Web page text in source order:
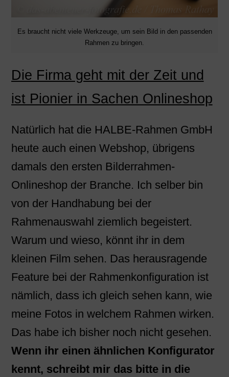
Es braucht nicht viele Werkzeuge, um sein Bild in den passenden
Rahmen zu bringen.
Die Firma geht mit der Zeit und
ist Pionier in Sachen Onlineshop
Natürlich hat die HALBE-Rahmen GmbH
heute auch einen Webshop, übrigens
damals den ersten Bilderrahmen-
Onlineshop der Branche. Ich selber bin
von der Handhabung bei der
Rahmenauswahl ziemlich begeistert.
Warum und wieso, könnt ihr in dem
kleinen Film sehen. Das herausragende
Feature bei der Rahmenkonfiguration ist
nämlich, dass ich gleich sehen kann, wie
meine Fotos in welchem Rahmen wirken.
Das habe ich bisher noch nicht gesehen.
Wenn ihr einen ähnlichen Konfigurator
kennt, schreibt mir das bitte in die